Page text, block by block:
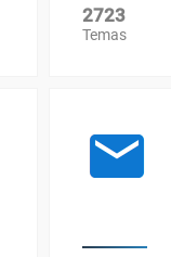
2723
Temas